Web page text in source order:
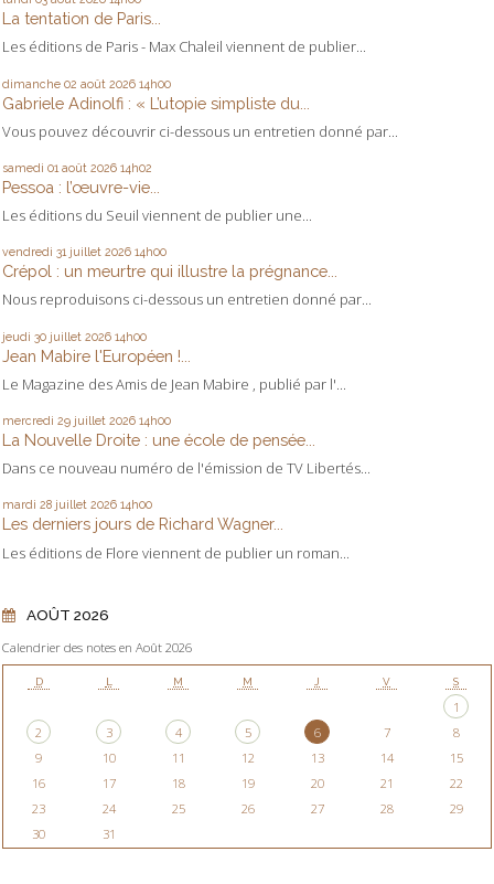
La tentation de Paris...
Les éditions de Paris - Max Chaleil viennent de publier...
dimanche 02 août 2026 14h00
Gabriele Adinolfi : « L’utopie simpliste du...
Vous pouvez découvrir ci-dessous un entretien donné par...
samedi 01 août 2026 14h02
Pessoa : l’œuvre-vie...
Les éditions du Seuil viennent de publier une...
vendredi 31 juillet 2026 14h00
Crépol : un meurtre qui illustre la prégnance...
Nous reproduisons ci-dessous un entretien donné par...
jeudi 30 juillet 2026 14h00
Jean Mabire l'Européen !...
Le Magazine des Amis de Jean Mabire , publié par l'...
mercredi 29 juillet 2026 14h00
La Nouvelle Droite : une école de pensée...
Dans ce nouveau numéro de l'émission de TV Libertés...
mardi 28 juillet 2026 14h00
Les derniers jours de Richard Wagner...
Les éditions de Flore viennent de publier un roman...
AOÛT 2026
Calendrier des notes en Août 2026
D L M M J V S
1
2
3 4 5 6 7
8
9
10 11 12 13 14
15
16
17 18 19 20 21
22
23
24 25 26 27 28
29
30
31